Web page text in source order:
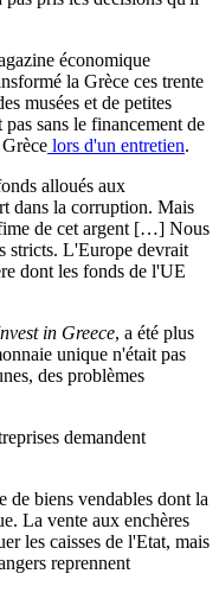
économique
la Grèce ces trente
musées et de petites
sans le financement de
lors d'un entretien.
alloués aux
dans la corruption. Mais
de cet argent […] Nous
stricts. L'Europe devrait
dont les fonds de l'UE
in Greece, a été plus
unique n'était pas
des problèmes
demandent
de biens vendables dont la
La vente aux enchères
les caisses de l'Etat, mais
reprennent